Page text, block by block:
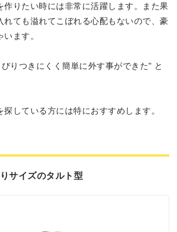
作りたい時には非常に活躍します。また果
れても溢れてこぼれる心配もないので、豪
ます。
りつきにくく簡単に外す事ができた" と
している方には特におすすめします。
サイズのタルト型